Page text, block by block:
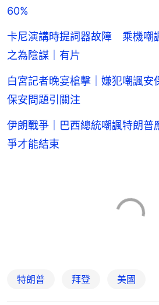
60%
卡尼演講時提詞器故障 乘機嘲
之為陰謀｜有片
白宮記者晚宴槍擊｜嫌犯嘲諷
保安問題引關注
伊朗戰爭｜巴西總統嘲諷特朗
爭才能結束
特朗普 拜登 美國